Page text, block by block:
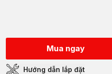
Mua ngay
Hướng dẫn lắp đặt